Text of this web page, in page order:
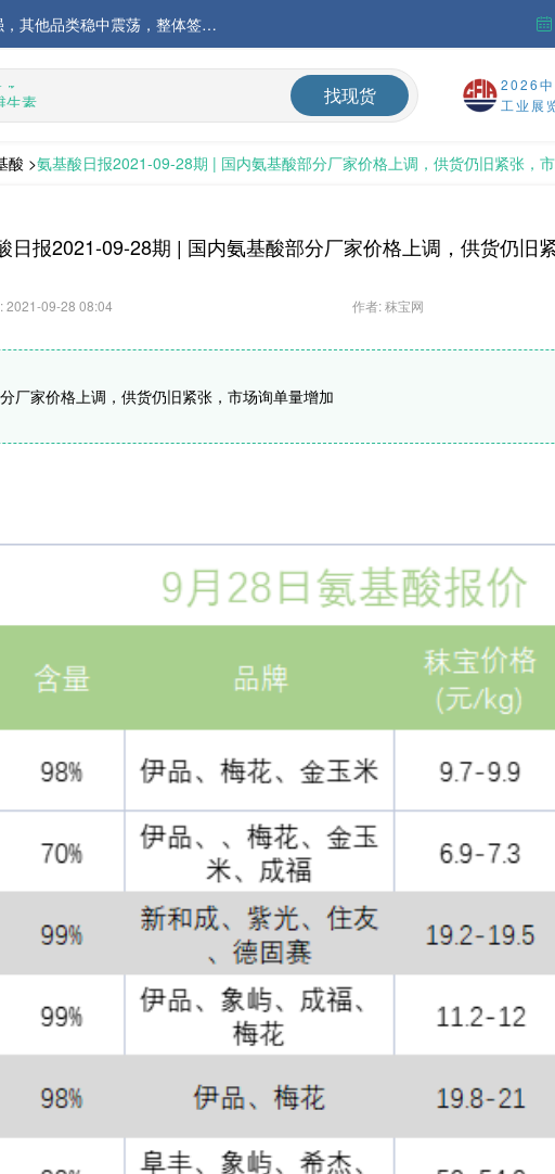
中国氨基酸市场苏氨酸价格稳定略强，其他品类稳中震荡，整体签单清淡；欧洲物流成本进一步上升
粉市场价格稳定运行
报告
前3个月的合并财务报告
赖氨酸硫酸盐
维
矿
生素
料添加剂
找现货
2026
工业展
酸 >氨基酸日报2021-09-28期 | 国内氨基酸部分厂家价格上调，供货仍旧紧张，
日报2021-09-28期 | 国内氨基酸部分厂家价格上调，供货仍旧
2021-09-28 08:04 作者: 秣宝网
厂家价格上调，供货仍旧紧张，市场询单量增加